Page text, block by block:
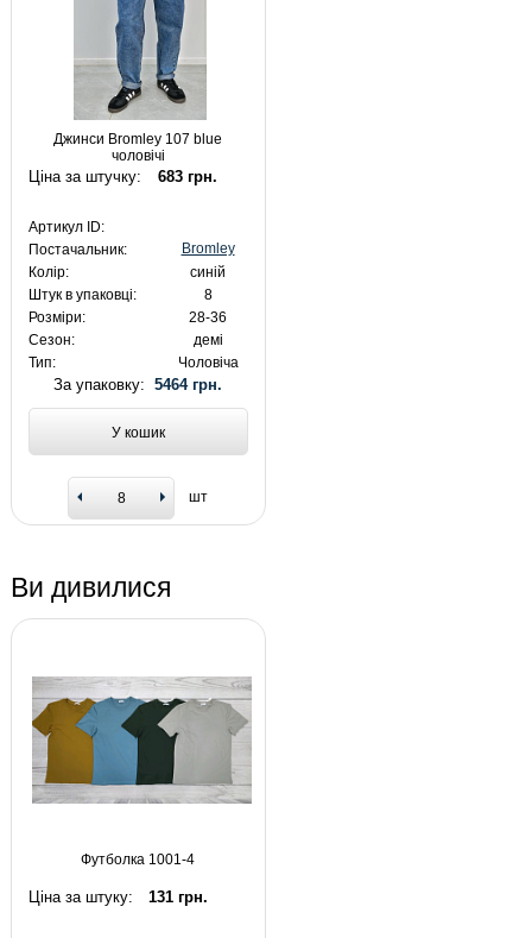
Джинси Bromley 107 blue
чоловічі
Ціна за штучку: 683 грн.
Артикул ID:
Постачальник:
Bromley
Колір:
синій
Штук в упаковці:
8
Розміри:
28-36
Сезон:
демі
Тип:
Чоловіча
За упаковку:5464 грн.
У кошик
шт
Ви дивилися
Футболка 1001-4
Ціна за штуку: 131 грн.